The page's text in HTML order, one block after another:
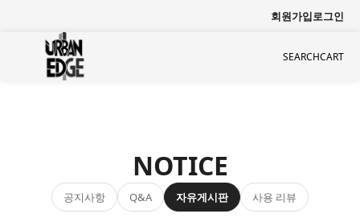
회원가입로그인
SEARCHCART
NOTICE
공지사항 Q&A 자유게시판 사용 리뷰